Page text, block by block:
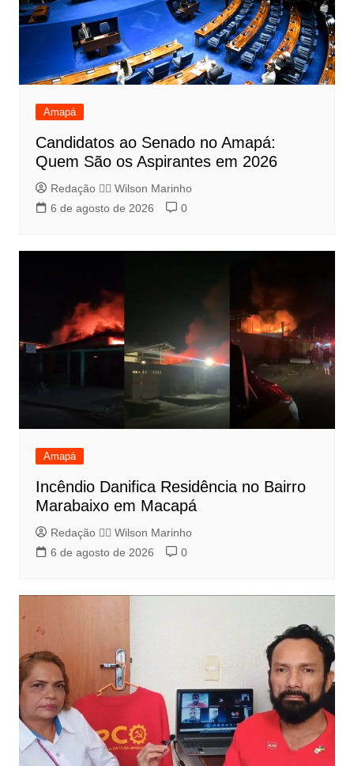
Amapá
Candidatos ao Senado no Amapá:
Quem São os Aspirantes em 2026
Redação 👨‍⚖️​ Wilson Marinho
6 de agosto de 2026
0
Amapá
Incêndio Danifica Residência no Bairro
Marabaixo em Macapá
Redação 👨‍⚖️​ Wilson Marinho
6 de agosto de 2026
0